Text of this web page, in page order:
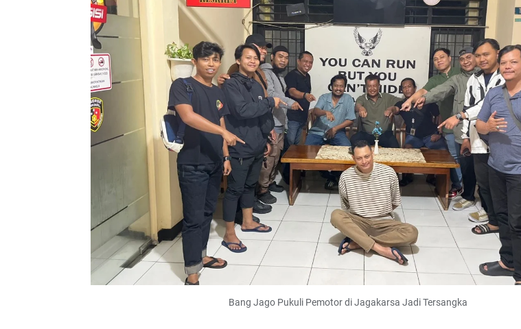
Bang Jago Pukuli Pemotor di Jagakarsa Jadi Tersangka